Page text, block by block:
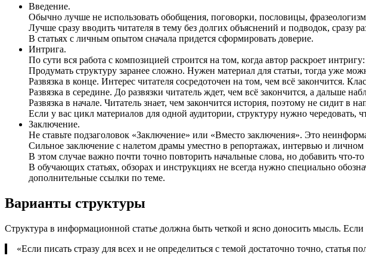
Введение.
Обычно лучше не использовать обобщения, поговорки, пословицы,
Лучше сразу вводить читателя в тему без долгих объяснений и подводок, сразу
В статьях с личным опытом сначала придется сформировать доверие.
Интрига.
По сути вся работа с композицией строится на том, когда автор раскроет
Продумать структуру заранее сложно. Нужен материал для статьи, тогда уже
Развязка в конце. Интерес читателя сосредоточен на том, чем всё закончится.
Развязка в середине. До развязки читатель ждет, чем всё закончится, а дальше
Развязка в начале. Читатель знает, чем закончится история, поэтому не сидит в
Если у вас цикл материалов для одной аудитории, структуру нужно чередовать,
Заключение.
Не ставьте подзаголовок «Заключение» или «Вместо заключения». Это
Сильное заключение с налетом драмы уместно в репортажах, интервью и
В этом случае важно почти точно повторить начальные слова, но добавить
В обучающих статьях, обзорах и инструкциях не всегда нужно специально
дополнительные ссылки по теме.
Варианты структуры
Структура в информационной статье должна быть четкой и ясно доносить мысль.
«Если писать стразу для всех и не определиться с темой достаточно точно,